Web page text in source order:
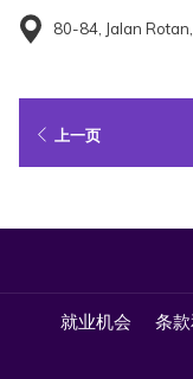
80-84, Jalan
上一页
就业机会 条